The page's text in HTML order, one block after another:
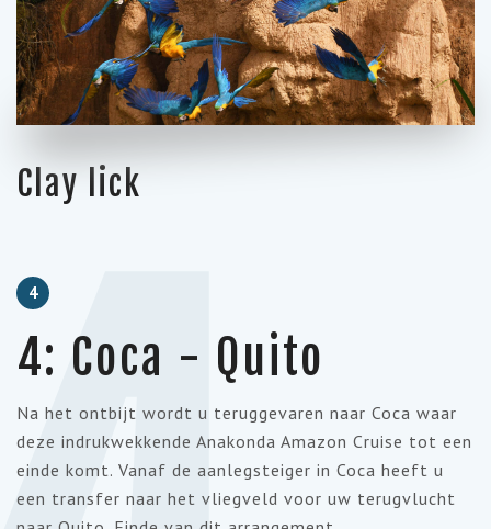
Clay lick
4
4: Coca - Quito
Na het ontbijt wordt u teruggevaren naar Coca waar
deze indrukwekkende Anakonda Amazon Cruise tot een
einde komt. Vanaf de aanlegsteiger in Coca heeft u
een transfer naar het vliegveld voor uw terugvlucht